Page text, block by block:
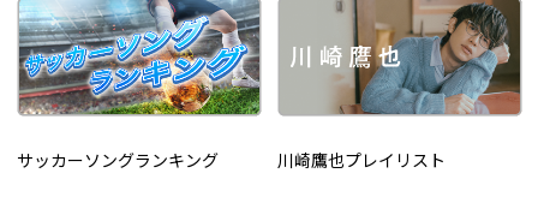
サッカーソングランキング 川崎鷹也プレイリスト